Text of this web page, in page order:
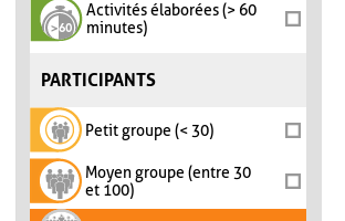
Activités élaborées (> 60
minutes)
PARTICIPANTS
Petit groupe (< 30)
Moyen groupe (entre 30
et 100)